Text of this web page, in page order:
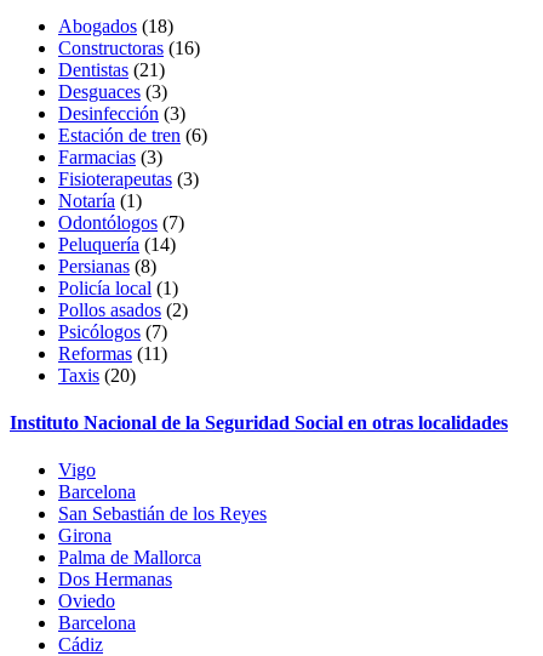
Abogados (18)
Constructoras (16)
Dentistas (21)
Desguaces (3)
Desinfección (3)
Estación de tren (6)
Farmacias (3)
Fisioterapeutas (3)
Notaría (1)
Odontólogos (7)
Peluquería (14)
Persianas (8)
Policía local (1)
Pollos asados (2)
Psicólogos (7)
Reformas (11)
Taxis (20)
Instituto Nacional de la Seguridad Social en otras localidades
Vigo
Barcelona
San Sebastián de los Reyes
Girona
Palma de Mallorca
Dos Hermanas
Oviedo
Barcelona
Cádiz